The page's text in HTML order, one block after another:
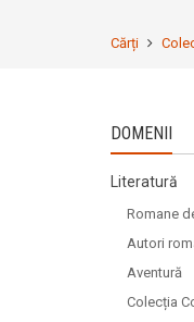
Cărți
DOMENII
Literatură
Romane
Autori
Aventură
Colecția